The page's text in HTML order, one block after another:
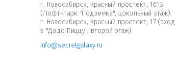
г. Новосибирск, Красный проспект, 161Б
(Лофт-парк "Подземка", цокольный этаж);
г. Новосибирск, Красный проспект, 17 (вход
в "Додо Пиццу", второй этаж)
info@secretgalaxy.ru